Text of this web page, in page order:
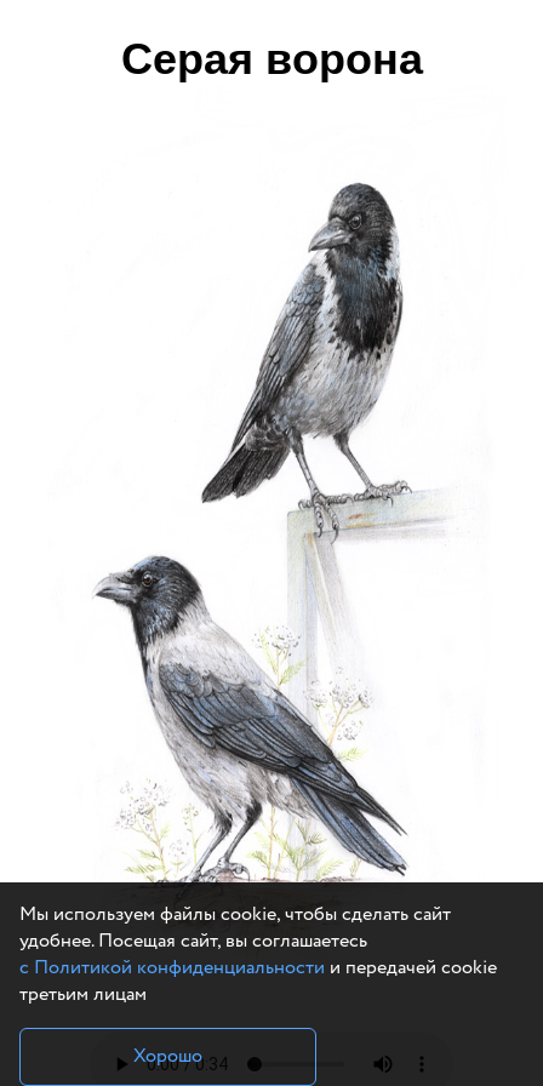
Серая ворона
Мы используем файлы cookie, чтобы сделать сайт
удобнее. Посещая сайт, вы соглашаетесь
с Политикой конфиденциальности и передачей cookie
третьим лицам
Хорошо